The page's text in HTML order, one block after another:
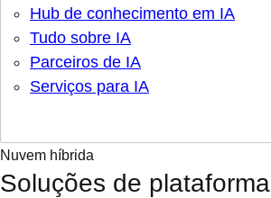
Hub de conhecimento em IA
Tudo sobre IA
Parceiros de IA
Serviços para IA
Nuvem híbrida
Soluções de plataforma